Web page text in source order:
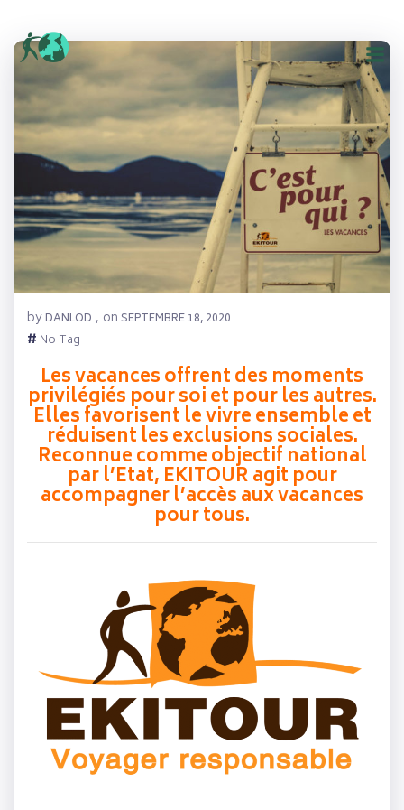
contenu
byDANLOD , onSEPTEMBRE 18, 2020
# No Tag
Les vacances offrent des moments
privilégiés pour soi et pour les autres.
Elles favorisent le vivre ensemble et
réduisent les exclusions sociales.
Reconnue comme objectif national
par l’Etat, EKITOUR agit pour
accompagner l’accès aux vacances
pour tous.